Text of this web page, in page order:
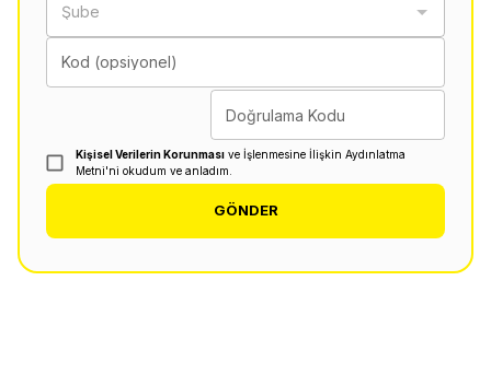
Şube
Kod (opsiyonel)
Doğrulama Kodu
Kişisel Verilerin Korunması ve İşlenmesine İlişkin Aydınlatma
Metni'ni okudum ve anladım.
GÖNDER